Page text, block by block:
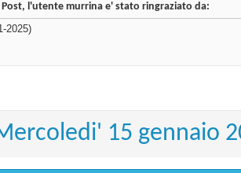
Post, l'utente murrina e' stato ringraziato da:
2025)
15 gennaio